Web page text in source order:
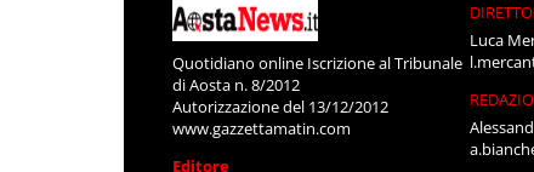
Quotidiano online Iscrizione al Tribunale
di Aosta n. 8/2012
Autorizzazione del 13/12/2012
www.gazzettamatin.com
Editore
Luca